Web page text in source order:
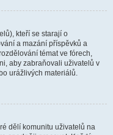
kteří se starají o
a mazání příspěvků a
témat ve fórech,
aby zabraňovali uživatelů v
urážlivých materiálů.
dělí komunitu uživatelů na